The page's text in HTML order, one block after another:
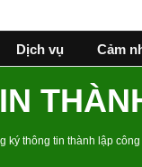
Dịch vụ Cảm
ký thông tin thành lập công